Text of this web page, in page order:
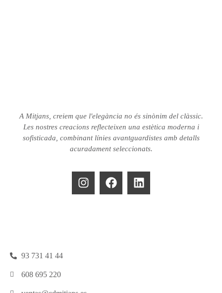
A Mitjans, creiem que l'elegància no és sinònim del clàssic.
Les nostres creacions reflecteixen una estètica moderna i
sofisticada, combinant línies avantguardistes amb detalls
acuradament seleccionats.
93 731 41 44
608 695 220